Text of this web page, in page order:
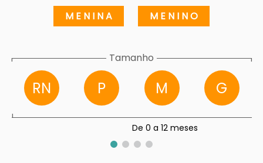
MENINA MENINO
- Tamanho -
RN P M G
vestido
poltrona
pulla bulla